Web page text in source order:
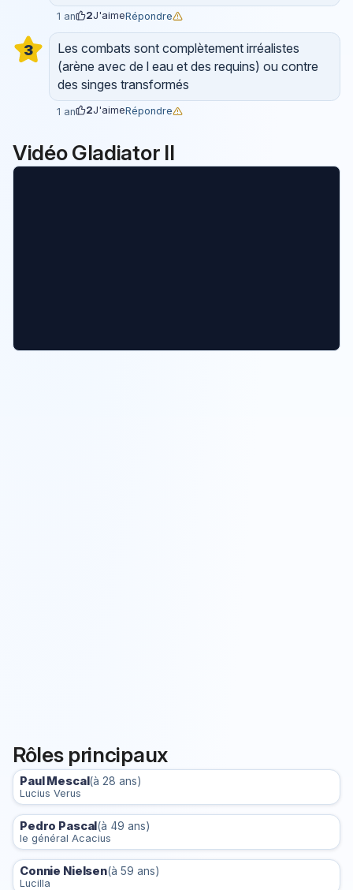
1 an 2J'aimeRépondre
3
Les combats sont complètement irréalistes
(arène avec de l eau et des requins) ou contre
des singes transformés
1 an 2J'aimeRépondre
Vidéo Gladiator II
Rôles principaux
Paul Mescal (à 28 ans)
Lucius Verus
Pedro Pascal(à 49 ans)
le général Acacius
Connie Nielsen(à 59 ans)
Lucilla